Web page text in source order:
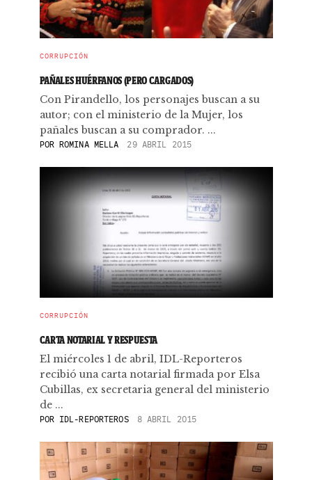
CORRUPCIÓN
PAÑALES HUÉRFANOS (PERO CARGADOS)
Con Pirandello, los personajes buscan a su
autor; con el ministerio de la Mujer, los
pañales buscan a su comprador. ...
POR ROMINA MELLA 29 ABRIL 2015
CORRUPCIÓN
CARTA NOTARIAL Y RESPUESTA
El miércoles 1 de abril, IDL-Reporteros
recibió una carta notarial firmada por Elsa
Cubillas, ex secretaria general del ministerio
de ...
POR IDL-REPORTEROS 8 ABRIL 2015